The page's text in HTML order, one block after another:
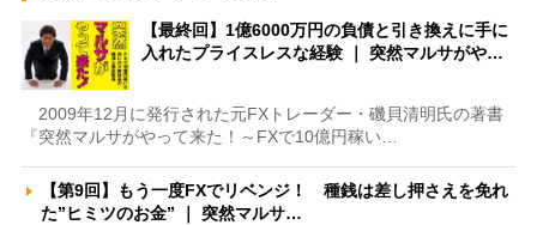
【最終回】1億6000万円の負債と引き換えに手に
入れたプライスレスな経験 ｜ 突然マルサがや…
2009年12月に発行された元FXトレーダー・磯貝清明氏の著書
『突然マルサがやって来た！～FXで10億円稼い…
【第9回】もう一度FXでリベンジ！ 種銭は差し押さえを免れ
た”ヒミツのお金” ｜ 突然マルサ…